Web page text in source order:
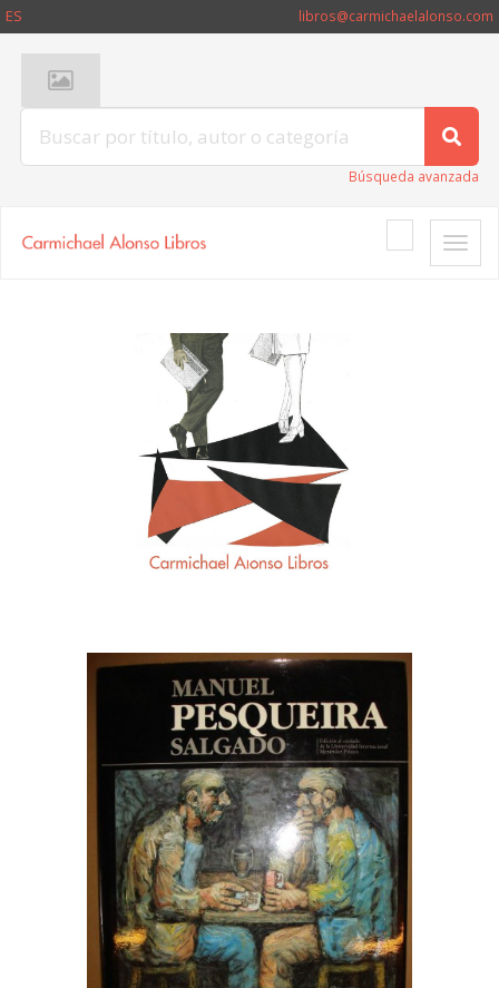
ES libros@carmichaelalonso.com
Búsqueda avanzada
Toggle